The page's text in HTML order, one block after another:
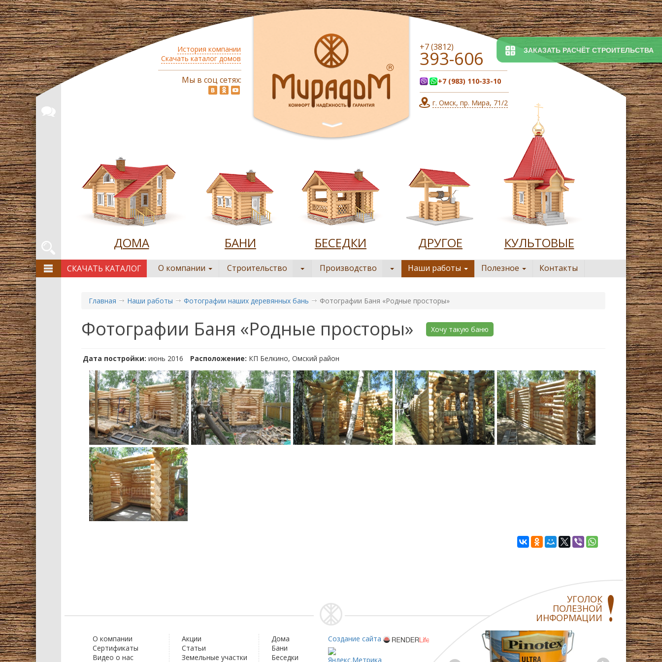
ЗАКАЗАТЬ РАСЧЁТ СТРОИТЕЛЬСТВА
История компании
Скачать каталог домов
Мы в соц сетях:
+7 (3812)
393-606
+7 (983) 110-33-10
г. Омск, пр. Мира, 71/2
ДОМА БАНИ БЕСЕДКИ ДРУГОЕ КУЛЬТОВЫЕ
СКАЧАТЬ КАТАЛОГ О компании Строительство Производство Наши работы Полезное Контакты
Главная Наши работы Фотографии наших деревянных бань Фотографии Баня «Родные просторы»
Фотографии Баня «Родные просторы» Хочу такую баню
Дата постройки: июнь 2016 Расположение: КП Белкино, Омский район
О компании
Сертификаты
Видео о нас
Акции
Статьи
Земельные участки
Дома
Бани
Беседки
Создание сайта
УГОЛОК
ПОЛЕЗНОЙ
ИНФОРМАЦИИ